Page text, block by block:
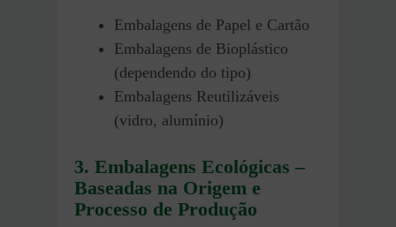
Embalagens de Papel e Cartão
Embalagens de Bioplástico
(dependendo do tipo)
Embalagens Reutilizáveis
(vidro, alumínio)
3. Embalagens Ecológicas –
Baseadas na Origem e
Processo de Produção